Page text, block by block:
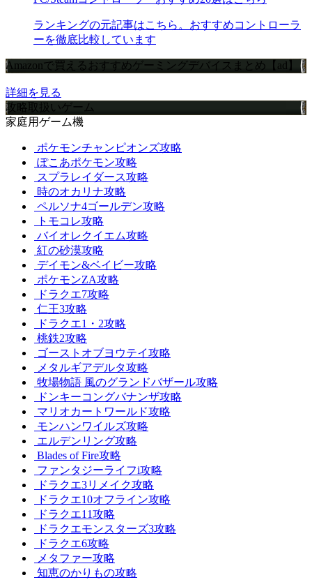
ランキングの元記事はこちら。おすすめコントローラ
ーを徹底比較しています
Amazonで買えるおすすめゲーミングデバイスまとめ【ad】
詳細を見る
攻略取扱いゲーム
家庭用ゲーム機
ポケモンチャンピオンズ攻略
ぽこあポケモン攻略
スプラレイダース攻略
時のオカリナ攻略
ペルソナ4ゴールデン攻略
トモコレ攻略
バイオレクイエム攻略
紅の砂漠攻略
デイモン&ベイビー攻略
ポケモンZA攻略
ドラクエ7攻略
仁王3攻略
ドラクエ1・2攻略
桃鉄2攻略
ゴーストオブヨウテイ攻略
メタルギアデルタ攻略
牧場物語 風のグランドバザール攻略
ドンキーコングバナンザ攻略
マリオカートワールド攻略
モンハンワイルズ攻略
エルデンリング攻略
Blades of Fire攻略
ファンタジーライフi攻略
ドラクエ3リメイク攻略
ドラクエ10オフライン攻略
ドラクエ11攻略
ドラクエモンスターズ3攻略
ドラクエ6攻略
メタファー攻略
知恵のかりもの攻略